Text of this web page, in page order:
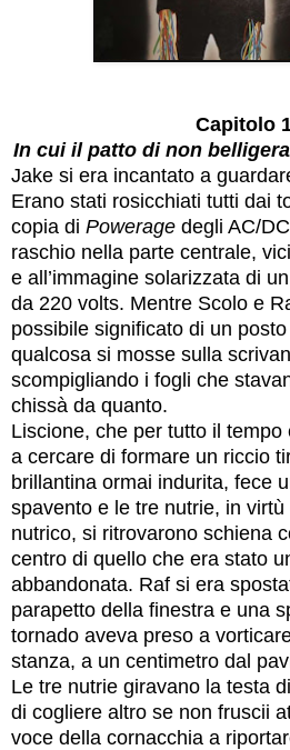
Capitolo
In cui il patto di non
Jake si era incantato a
Erano stati rosicchiati tutti dai
copia di Powerage degli AC/
raschio nella parte centrale,
e all’immagine solarizzata di
da 220 volts. Mentre Scolo e
possibile significato di un
qualcosa si mosse sulla
scompigliando i fogli che
chissà da quanto.
Liscione, che per tutto il
a cercare di formare un riccio
brillantina ormai indurita, fece
spavento e le tre nutrie, in
nutrico, si ritrovarono schiena
centro di quello che era stato
abbandonata. Raf si era
parapetto della finestra e una
tornado aveva preso a
stanza, a un centimetro dal
Le tre nutrie giravano la testa
di cogliere altro se non fruscii
voce della cornacchia a